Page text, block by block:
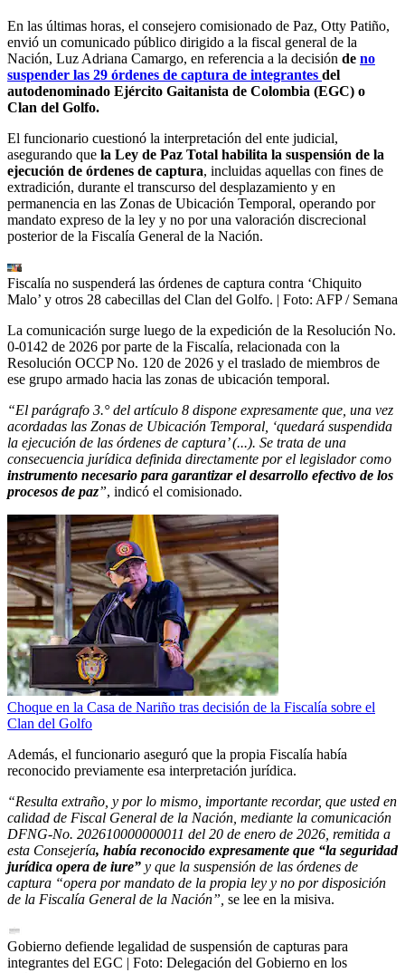
En las últimas horas, el consejero comisionado de Paz, Otty Patiño,
envió un comunicado público dirigido a la fiscal general de la
Nación, Luz Adriana Camargo, en referencia a la decisión de no
suspender las 29 órdenes de captura de integrantes del
autodenominado Ejército Gaitanista de Colombia (EGC) o
Clan del Golfo.
El funcionario cuestionó la interpretación del ente judicial,
asegurando que la Ley de Paz Total habilita la suspensión de la
ejecución de órdenes de captura, incluidas aquellas con fines de
extradición, durante el transcurso del desplazamiento y en
permanencia en las Zonas de Ubicación Temporal, operando por
mandato expreso de la ley y no por una valoración discrecional
posterior de la Fiscalía General de la Nación.
Fiscalía no suspenderá las órdenes de captura contra ‘Chiquito
Malo’ y otros 28 cabecillas del Clan del Golfo. | Foto: AFP / Semana
La comunicación surge luego de la expedición de la Resolución No.
0-0142 de 2026 por parte de la Fiscalía, relacionada con la
Resolución OCCP No. 120 de 2026 y el traslado de miembros de
ese grupo armado hacia las zonas de ubicación temporal.
“El parágrafo 3.° del artículo 8 dispone expresamente que, una vez
acordadas las Zonas de Ubicación Temporal, ‘quedará suspendida
la ejecución de las órdenes de captura’ (...). Se trata de una
consecuencia jurídica definida directamente por el legislador como
instrumento necesario para garantizar el desarrollo efectivo de los
procesos de paz”, indicó el comisionado.
Choque en la Casa de Nariño tras decisión de la Fiscalía sobre el
Clan del Golfo
Además, el funcionario aseguró que la propia Fiscalía había
reconocido previamente esa interpretación jurídica.
“Resulta extraño, y por lo mismo, importante recordar, que usted en
calidad de Fiscal General de la Nación, mediante la comunicación
DFNG-No. 202610000000011 del 20 de enero de 2026, remitida a
esta Consejería, había reconocido expresamente que “la seguridad
jurídica opera de iure” y que la suspensión de las órdenes de
captura “opera por mandato de la propia ley y no por disposición
de la Fiscalía General de la Nación”, se lee en la misiva.
Gobierno defiende legalidad de suspensión de capturas para
integrantes del EGC | Foto: Delegación del Gobierno en los